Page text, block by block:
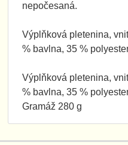
nepočesaná.
Výplňková pletenina,
% bavlna, 35 %
Výplňková pletenina,
% bavlna, 35 %
Gramáž 280 g